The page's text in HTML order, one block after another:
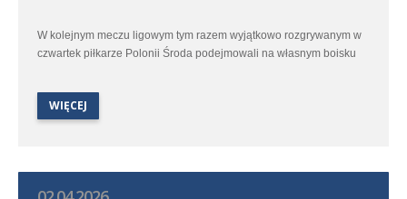
W kolejnym meczu ligowym tym razem wyjątkowo rozgrywanym w
czwartek piłkarze Polonii Środa podejmowali na własnym boisku
WIĘCEJ